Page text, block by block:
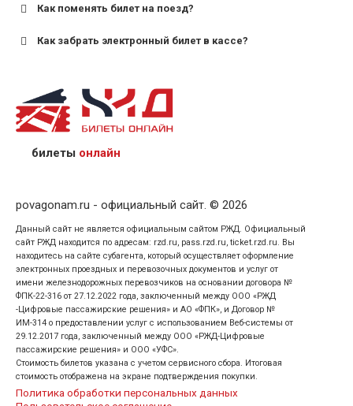
Как поменять билет на поезд?
Как забрать электронный билет в кассе?
назвав кассиру 14-значный номер заказа;
предъявив удостоверение личности пассажира, на
кого оформлен билет.
билеты онлайн
povagonam.ru - официальный сайт. © 2026
Данный сайт не является официальным сайтом РЖД. Официальный
сайт РЖД находится по адресам: rzd.ru, pass.rzd.ru, ticket.rzd.ru. Вы
находитесь на сайте субагента, который осуществляет оформление
электронных проездных и перевозочных документов и услуг от
имени железнодорожных перевозчиков на основании договора №
ФПК-22-316 от 27.12.2022 года, заключенный между ООО «РЖД
-Цифровые пассажирские решения» и АО «ФПК», и Договор №
ИМ-314 о предоставлении услуг с использованием Веб-системы от
29.12.2017 года, заключенный между ООО «РЖД-Цифровые
пассажирские решения» и ООО «УФС».
Стоимость билетов указана с учетом сервисного сбора. Итоговая
стоимость отображена на экране подтверждения покупки.
Политика обработки персональных данных